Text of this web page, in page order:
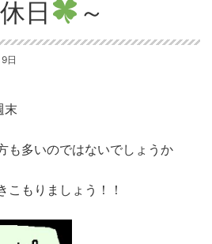
日
～
日
末
も多いのではないでしょうか
こもりましょう！！